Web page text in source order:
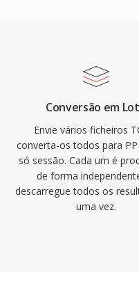
Conversão em
Envie vários ficheiros
converta-os todos para
só sessão. Cada um é
de forma
descarregue todos os
uma vez.